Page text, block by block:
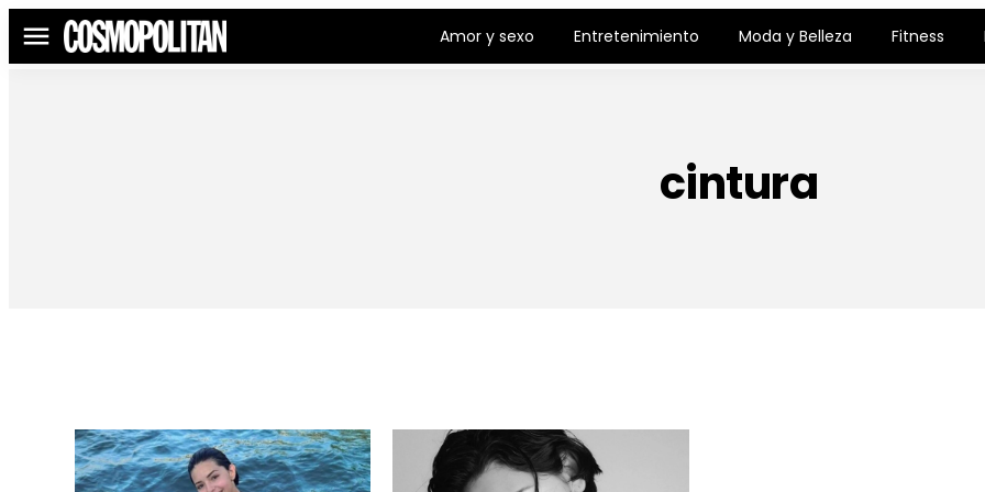
Menú Amor y sexo Entretenimiento Moda y Belleza Fitness
cintura